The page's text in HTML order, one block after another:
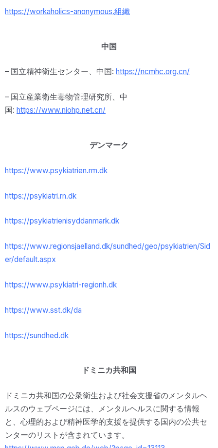
https://workaholics-anonymous.組織
中国
– 国立精神衛生センター、中国: https://ncmhc.org.cn/
– 国立産業衛生毒物管理研究所、中
国: https://www.niohp.net.cn/
デンマーク
https://www.psykiatrien.rm.dk
https://psykiatri.rn.dk
https://psykiatrienisyddanmark.dk
https://www.regionsjaelland.dk/sundhed/geo/psykiatrien/Sid
er/default.aspx
https://www.psykiatri-regionh.dk
https://www.sst.dk/da
https://sundhed.dk
ドミニカ共和国
ドミニカ共和国の公衆衛生および社会支援省のメンタルヘ
ルスのウェブページには、メンタルヘルスに関する情報
と、心理的および精神医学的支援を提供する国内の公共セ
ンターのリストが含まれています。